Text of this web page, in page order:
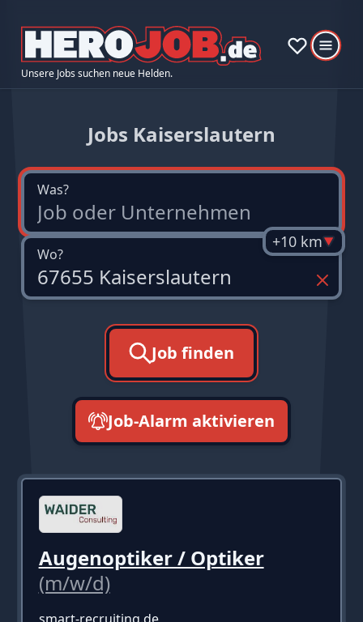
Unsere Jobs suchen neue Helden.
Jobs Kaiserslautern
Was?
Wo?
+10 km
Job finden
Job-Alarm aktivieren
Augenoptiker / Optiker
(m/w/d)